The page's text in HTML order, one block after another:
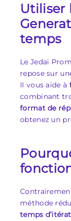
Utiliser
temps
Le Jedai
repose sur
Il vous aide à
combinant
format de
obtenez un
méthode
temps